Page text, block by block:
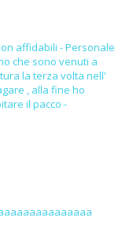
affidabili - Personale
che sono venuti a
la terza volta nell'
, alla fine ho
il pacco -